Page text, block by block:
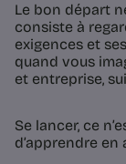
Le bon départ
consiste à
exigences et
quand vous
et entreprise,
Se lancer, ce
d’apprendre